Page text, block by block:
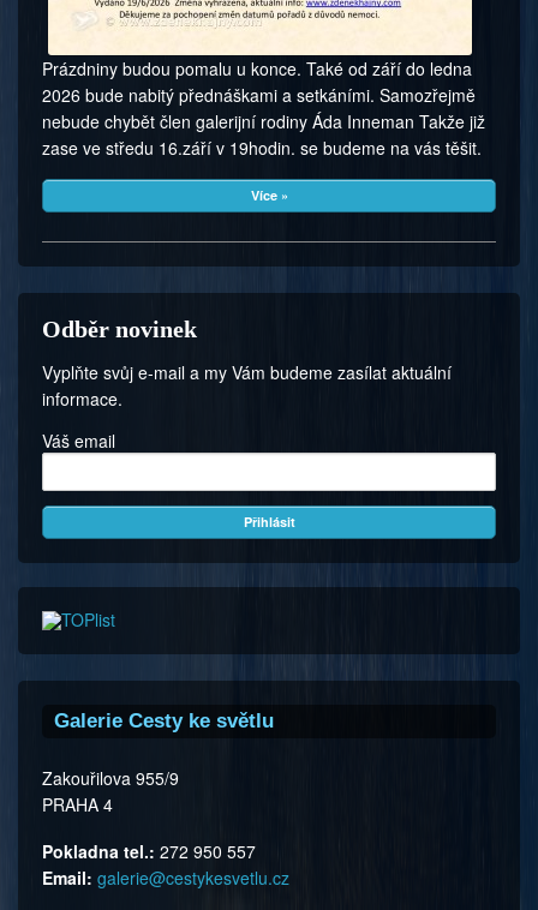
Prázdniny budou pomalu u konce. Také od září do ledna
2026 bude nabitý přednáškami a setkáními. Samozřejmě
nebude chybět člen galerijní rodiny Áda Inneman Takže již
zase ve středu 16.září v 19hodin. se budeme na vás těšit.
Více »
Odběr novinek
Vyplňte svůj e-mail a my Vám budeme zasílat aktuální
informace.
Váš email
Galerie Cesty ke světlu
Zakouřilova 955/9
PRAHA 4
Pokladna tel.: 272 950 557
Email: galerie@cestykesvetlu.cz